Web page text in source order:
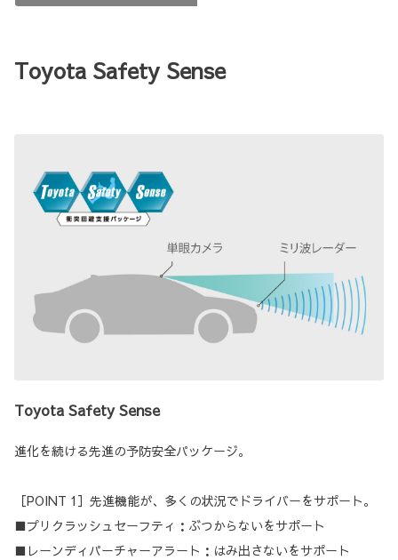
Toyota Safety Sense
Toyota Safety Sense
進化を続ける先進の予防安全パッケージ。
［POINT 1］先進機能が、多くの状況でドライバーをサポート。
■プリクラッシュセーフティ：ぶつからないをサポート
■レーンディパーチャーアラート：はみ出さないをサポート